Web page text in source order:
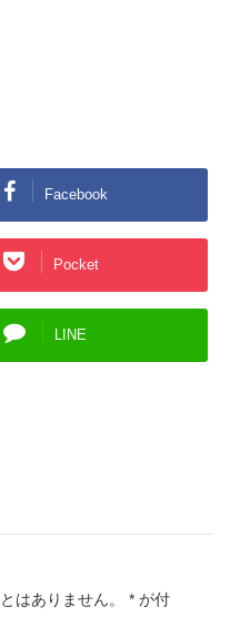
Facebook
Pocket
LINE
はありません。 * が付